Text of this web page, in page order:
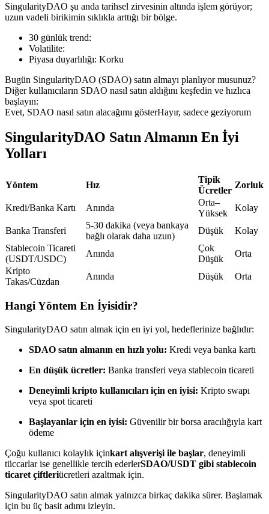
USDC Vadeli İşlemleri
USDC'yi teminat olarak kullanan vadeli işlemler
En iyi traderlarla güçlerinizi birleştirin
Kopya Tüccarı Olun
Kâr paylaşımı ve kopya ticaret komisyonlarının tadını çıkarın
SingularityDAO şu anda tarihsel zirvesinin altında işlem görüyor;
uzun vadeli birikimin sıklıkla arttığı bir bölge.
30 günlük trend:
Volatilite:
Piyasa duyarlılığı: Korku
Bugün SingularityDAO (SDAO) satın almayı planlıyor musunuz?
Diğer kullanıcıların SDAO nasıl satın aldığını keşfedin ve hızlıca
başlayın:
Evet, SDAO nasıl satın alacağımı gösterHayır, sadece geziyorum
SingularityDAO Satın Almanın En İyi
Yolları
Yöntem Hız
Tipik
Ücretler
Zorluk
Kredi/Banka Kartı Anında
Orta–
Yüksek
Kolay
Banka Transferi
5-30 dakika (veya bankaya
bağlı olarak daha uzun)
Düşük
Kolay
Stablecoin Ticareti
(USDT/USDC)
Anında
Çok
Düşük
Orta
Kripto
Takas/Cüzdan
Anında Düşük Orta
Hangi Yöntem En İyisidir?
SingularityDAO satın almak için en iyi yol, hedeflerinize bağlıdır:
SDAO satın almanın en hızlı yolu: Kredi veya banka kartı
En düşük ücretler: Banka transferi veya stablecoin ticareti
Deneyimli kripto kullanıcıları için en iyisi: Kripto swapı
veya spot ticareti
Başlayanlar için en iyisi: Güvenilir bir borsa aracılığıyla kart
ödeme
Çoğu kullanıcı kolaylık içinkart alışverişi ile başlar, deneyimli
tüccarlar ise genellikle tercih ederlerSDAO/USDT gibi stablecoin
ticaret çiftleriücretleri azaltmak için.
SingularityDAO satın almak yalnızca birkaç dakika sürer. Başlamak
için bu üç basit adımı izleyin.